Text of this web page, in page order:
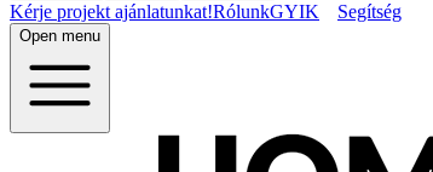
Kérje projekt ajánlatunkat!RólunkGYIK Segítség
Open menu